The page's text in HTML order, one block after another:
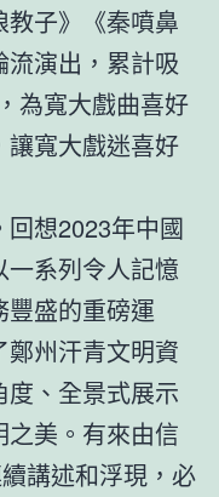
教子》《秦噴鼻
演出，累計吸
為寬大戲曲喜好
讓寬大戲迷喜好
想2023年中國
一系列令人記憶
盛的重磅運
州汗青文明資
、全景式展示
美。有來由信
講述和浮現，必